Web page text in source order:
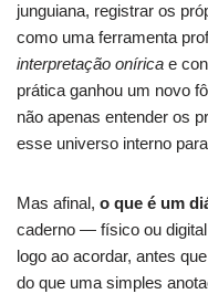
junguiana, registrar os
como uma ferramenta
interpretação onírica e
prática ganhou um novo
não apenas entender os
esse universo interno
Mas afinal, o que é um
caderno — físico ou
logo ao acordar, antes
do que uma simples